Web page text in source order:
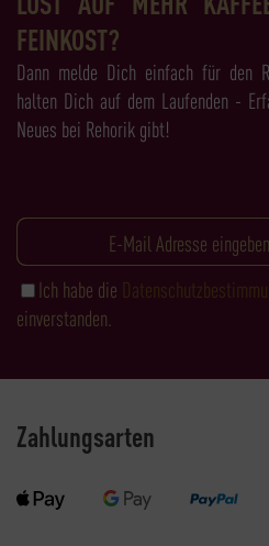
FEINKOST?
Dann melde Dich einfach für den
halten Dich auf dem Laufenden -
Neues bei Rehorik gibt!
Ich habe die
einverstanden.
Zahlungsarten